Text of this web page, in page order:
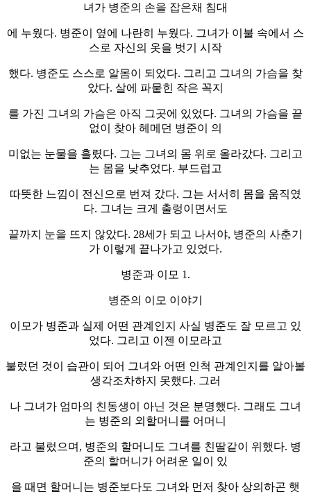
녀가 병준의 손을 잡은채 침대
에 누웠다. 병준이 옆에 나란히 누웠다. 그녀가 이불 속에서 스
스로 자신의 옷을 벗기 시작
했다. 병준도 스스로 알몸이 되었다. 그리고 그녀의 가슴을 찾
았다. 살에 파뭍힌 작은 꼭지
를 가진 그녀의 가슴은 아직 그곳에 있었다. 그녀의 가슴을 끝
없이 찾아 헤메던 병준이 의
미없는 눈물을 흘렸다. 그는 그녀의 몸 위로 올라갔다. 그리고
는 몸을 낮추었다. 부드럽고
따뜻한 느낌이 전신으로 번져 갔다. 그는 서서히 몸을 움직였
다. 그녀는 크게 출렁이면서도
끝까지 눈을 뜨지 않았다. 28세가 되고 나서야, 병준의 사춘기
가 이렇게 끝나가고 있었다.
병준과 이모 1.
병준의 이모 이야기
이모가 병준과 실제 어떤 관계인지 사실 병준도 잘 모르고 있
었다. 그리고 이젠 이모라고
불렀던 것이 습관이 되어 그녀와 어떤 인척 관계인지를 알아볼
생각조차하지 못했다. 그러
나 그녀가 엄마의 친동생이 아닌 것은 분명했다. 그래도 그녀
는 병준의 외할머니를 어머니
라고 불렀으며, 병준의 할머니도 그녀를 친딸같이 위했다. 병
준의 할머니가 어려운 일이 있
을 때면 할머니는 병준보다도 그녀와 먼저 찾아 상의하곤 햇